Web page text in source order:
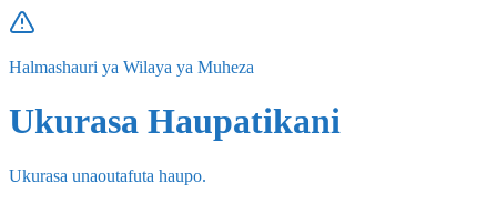
Halmashauri ya Wilaya ya Muheza
Ukurasa Haupatikani
Ukurasa unaoutafuta haupo.